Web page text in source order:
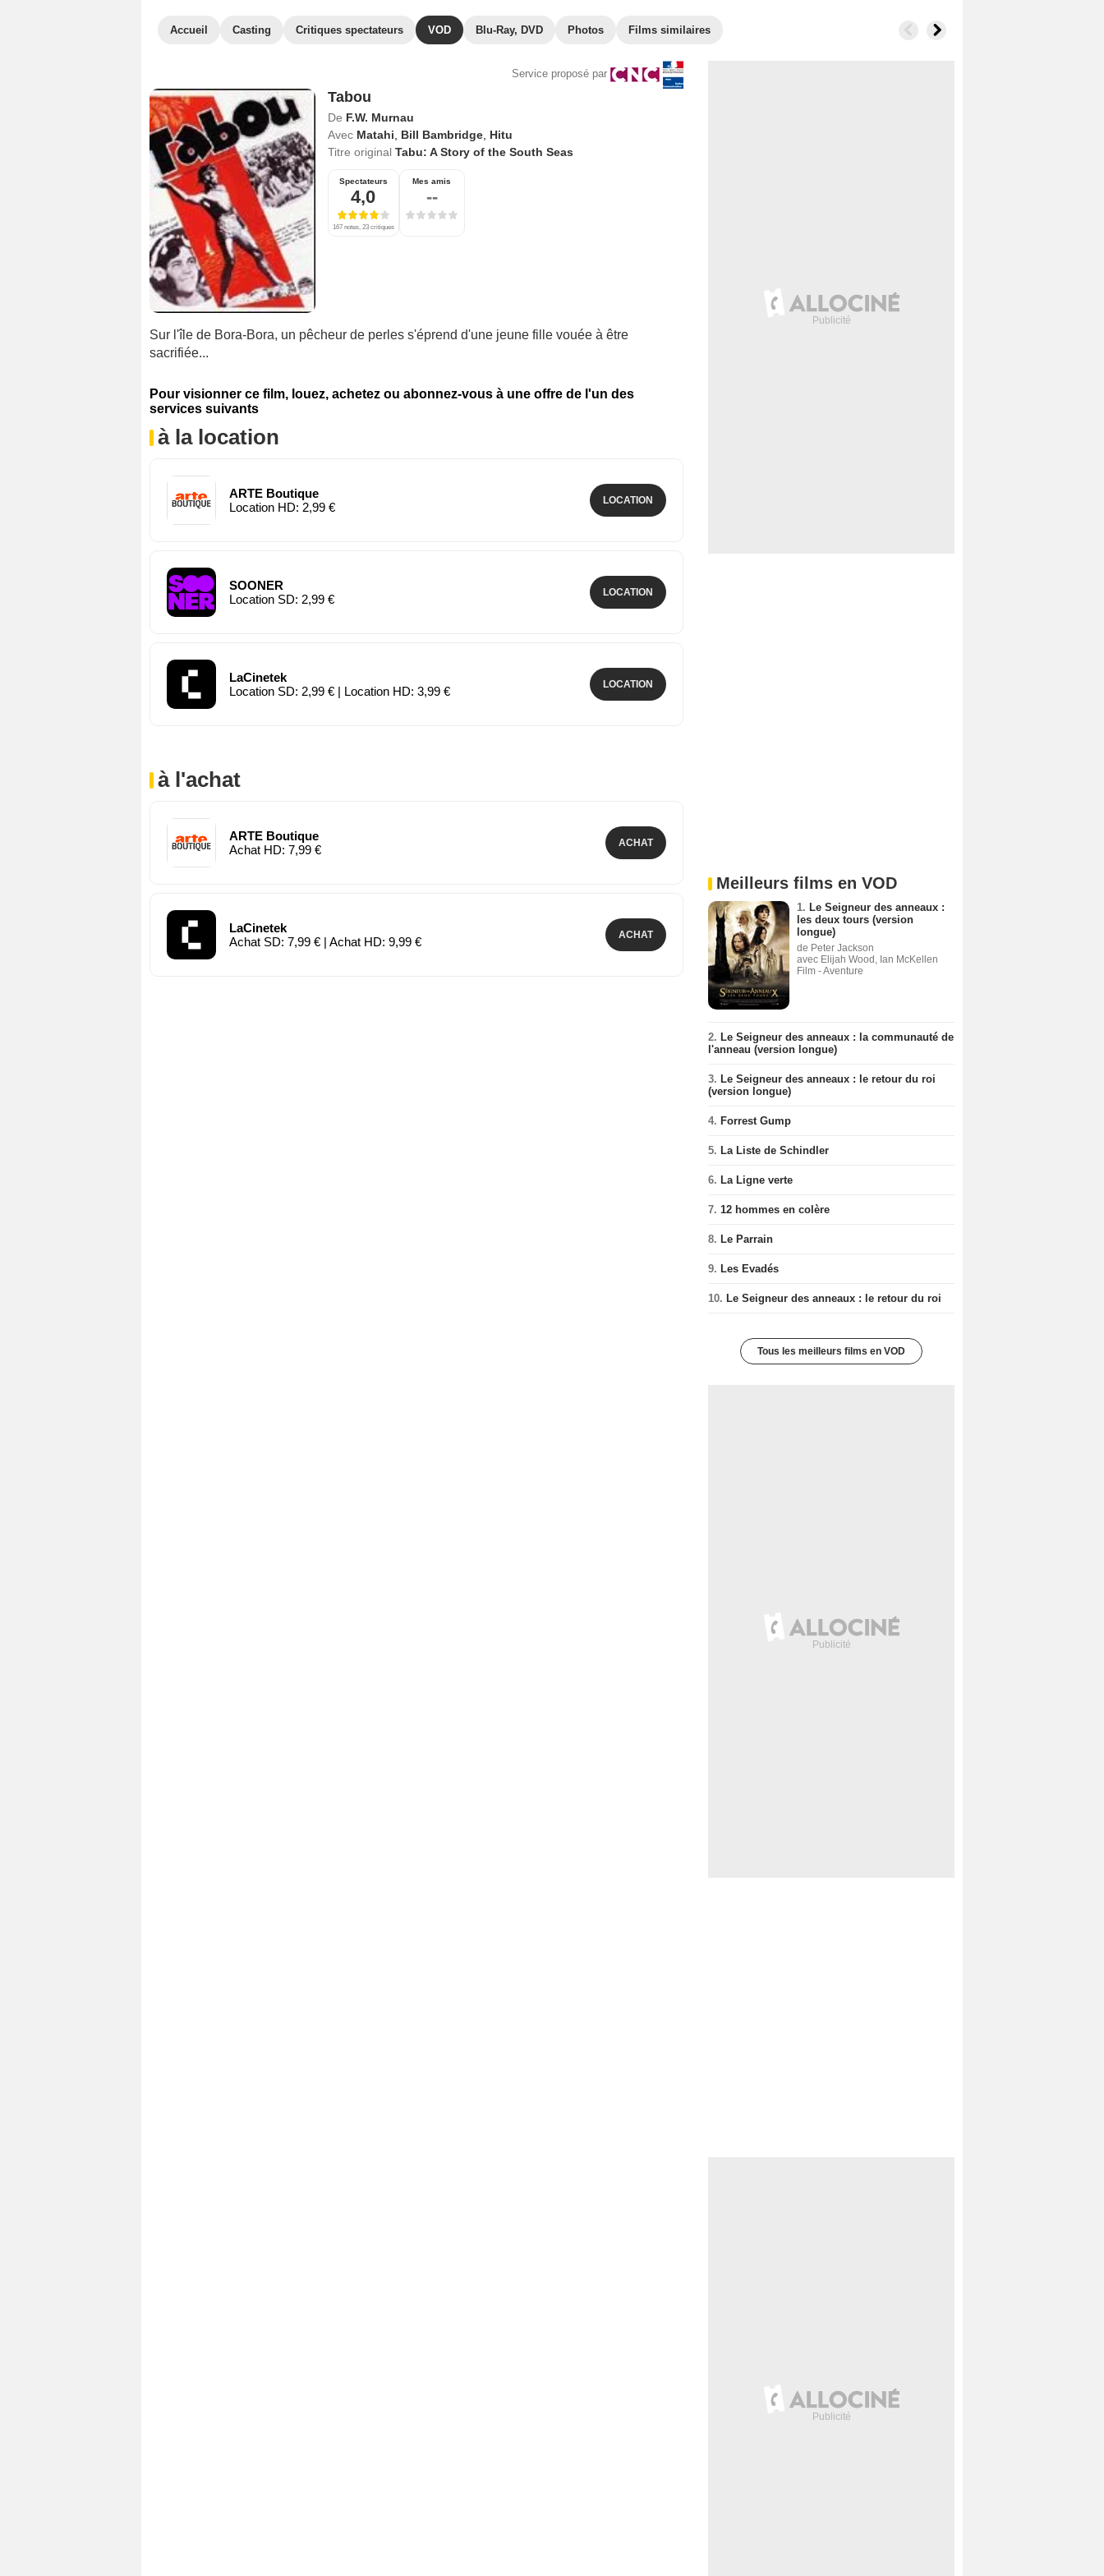
Accueil Casting Critiques spectateurs VOD Blu-Ray, DVD Photos Films similaires
Service proposé par
Tabou
De F.W. Murnau
Avec Matahi Bill Bambridge, Hitu
Titre original Tabu: A Story of the South Seas
Spectateurs
4,0
167 notes, 23 critiques
Mes amis
--
Sur l'île de Bora-Bora, un pêcheur de perles s'éprend d'une jeune fille vouée à être
sacrifiée...
Pour visionner ce film, louez, achetez ou abonnez-vous à une offre de l'un des
services suivants
à la location
ARTE Boutique
Location HD: 2,99 €
LOCATION
SOONER
Location SD: 2,99 €
LOCATION
LaCinetek
Location SD: 2,99 € | Location HD: 3,99 €
LOCATION
à l'achat
ARTE Boutique
Achat HD: 7,99 €
ACHAT
LaCinetek
Achat SD: 7,99 € | Achat HD: 9,99 €
ACHAT
Meilleurs films en VOD
1. Le Seigneur des anneaux :
les deux tours (version
longue)
de Peter Jackson
avec Elijah Wood, Ian McKellen
Film - Aventure
2. Le Seigneur des anneaux : la communauté de
l'anneau (version longue)
3. Le Seigneur des anneaux : le retour du roi
(version longue)
4. Forrest Gump
5. La Liste de Schindler
6. La Ligne verte
7. 12 hommes en colère
8. Le Parrain
9. Les Evadés
10. Le Seigneur des anneaux : le retour du roi
Tous les meilleurs films en VOD